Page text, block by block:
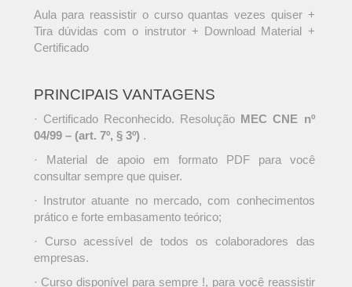
Aula para reassistir o curso quantas vezes quiser +
Tira dúvidas com o instrutor + Download Material +
Certificado
PRINCIPAIS VANTAGENS
· Certificado Reconhecido. Resolução MEC CNE nº
04/99 – (art. 7º, § 3º) .
· Material de apoio em formato PDF para você
consultar sempre que quiser.
· Instrutor atuante no mercado, com conhecimentos
prático e forte embasamento teórico;
· Curso acessível de todos os colaboradores das
empresas.
· Curso disponível para sempre !, para você reassistir